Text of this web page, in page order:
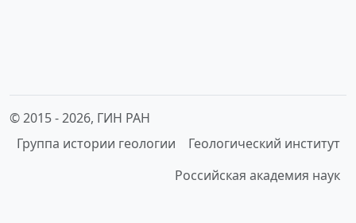
© 2015 -2026, ГИН РАН
Группа истории геологии
Геологический институт
Российская академия наук